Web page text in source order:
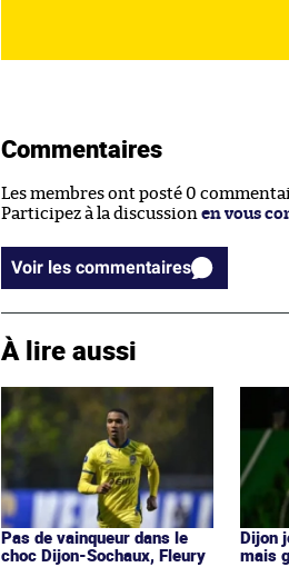
Commentaires
Les membres ont posté 0
Participez à la discussion en vous
Voir les commentaires
À lire aussi
Pas de vainqueur dans le
choc Dijon-Sochaux, Fleury
Dijon
mais